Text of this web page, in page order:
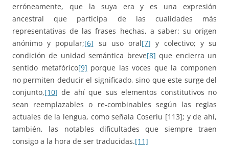
erróneamente, que la suya era y es una expresión
ancestral que participa de las cualidades más
representativas de las frases hechas, a saber: su origen
anónimo y popular;[6] su uso oral[7] y colectivo; y su
condición de unidad semántica breve[8] que encierra un
sentido metafórico[9] porque las voces que la componen
no permiten deducir el significado, sino que este surge del
conjunto,[10] de ahí que sus elementos constitutivos no
sean reemplazables o re-combinables según las reglas
actuales de la lengua, como señala Coseriu [113]; y de ahí,
también, las notables dificultades que siempre traen
consigo a la hora de ser traducidas.[11]